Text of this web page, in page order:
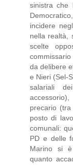
sinistra che
incidere
nella realtà,
scelte
da delibere
e Nieri (Sel-
salariali
precario
posto di
comunali:
PD e delle
Marino si è
quanto